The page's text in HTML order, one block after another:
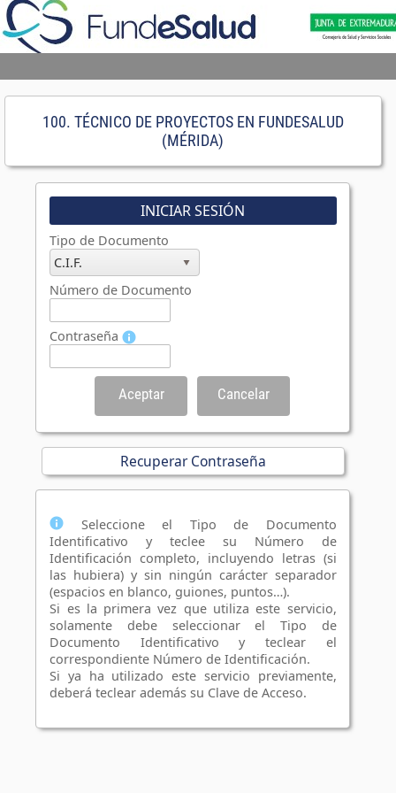
100. TÉCNICO DE PROYECTOS EN FUNDESALUD
(MÉRIDA)
INICIAR SESIÓN
Tipo de Documento
C.I.F.
Número de Documento
Contraseña
Aceptar Cancelar
Recuperar Contraseña
Seleccione el Tipo de Documento
Identificativo y teclee su Número de
Identificación completo, incluyendo letras (si
las hubiera) y sin ningún carácter separador
(espacios en blanco, guiones, puntos…).
Si es la primera vez que utiliza este servicio,
solamente debe seleccionar el Tipo de
Documento Identificativo y teclear el
correspondiente Número de Identificación.
Si ya ha utilizado este servicio previamente,
deberá teclear además su Clave de Acceso.